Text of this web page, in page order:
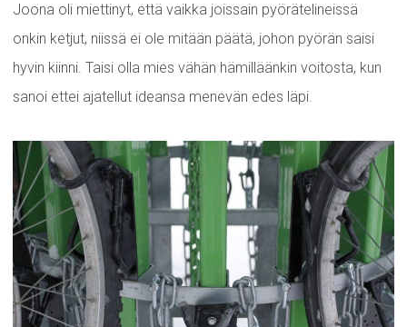
Joona oli miettinyt, että vaikka joissain pyörätelineissä
onkin ketjut, niissä ei ole mitään päätä, johon pyörän saisi
hyvin kiinni. Taisi olla mies vähän hämilläänkin voitosta, kun
sanoi ettei ajatellut ideansa menevän edes läpi.